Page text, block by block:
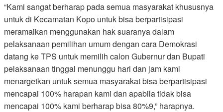
“Kami sangat berharap pada semua masyarakat khususnya
untuk di Kecamatan Kopo untuk bisa berpartisipasi
meramaikan menggunakan hak suaranya dalam
pelaksanaan pemilihan umum dengan cara Demokrasi
datang ke TPS untuk memilih calon Gubernur dan Bupati
pelaksanaan tinggal menunggu hari dan jam kami
menargetkan untuk semua masyarakat bisa berpartisipasi
mencapai 100% harapan kami dan apabila tidak bisa
mencapai 100% kami berharap bisa 80%9,” harapnya.